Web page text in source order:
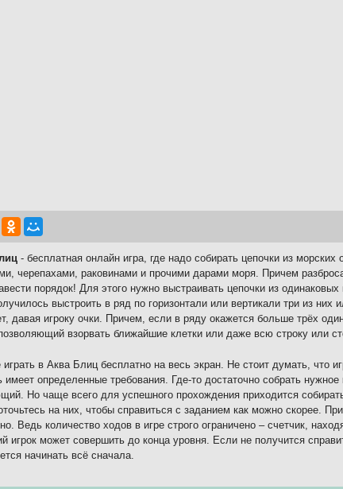
- бесплатная онлайн игра, где надо собирать цепочки из
черепахами, раковинами и прочими дарами моря. Причем
порядок! Для этого нужно выстраивать цепочки из
выстроить в ряд по горизонтали или вертикали три из них
давая игроку очки. Причем, если в ряду окажется больше трёх
взорвать ближайшие клетки или даже всю строку или
в Аква Блиц бесплатно на весь экран. Не стоит думать, что
имеет определенные требования. Где-то достаточно собрать
Но чаще всего для успешного прохождения приходится
на них, чтобы справиться с заданием как можно скорее.
Ведь количество ходов в игре строго ограничено – счетчик,
игрок может совершить до конца уровня. Если не получится
начинать всё сначала.